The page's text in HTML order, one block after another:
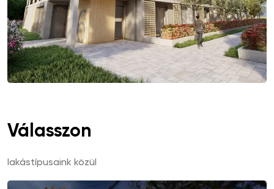
Válasszon
lakástípusaink közül